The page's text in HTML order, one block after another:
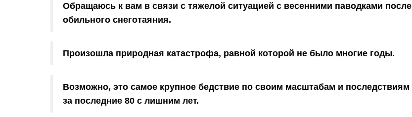
Обращаюсь к вам в связи с тяжелой ситуацией с весенними паводками после
обильного снеготаяния.
Произошла природная катастрофа, равной которой не было многие годы.
Возможно, это самое крупное бедствие по своим масштабам и последствиям
за последние 80 с лишним лет.